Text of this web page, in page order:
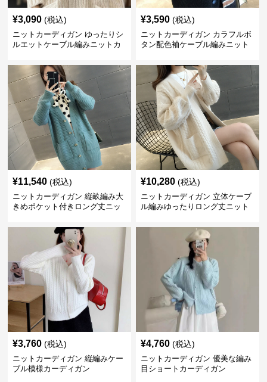
¥3,090 (税込)
ニットカーディガン ゆったりシ
ルエットケーブル編みニットカ
¥3,590 (税込)
ニットカーディガン カラフルボ
タン配色袖ケーブル編みニット
¥11,540 (税込)
ニットカーディガン 縦畝編み大
きめポケット付きロング丈ニッ
¥10,280 (税込)
ニットカーディガン 立体ケーブ
ル編みゆったりロング丈ニット
¥3,760 (税込)
ニットカーディガン 縦編みケー
ブル模様カーディガン
¥4,760 (税込)
ニットカーディガン 優美な編み
目ショートカーディガン